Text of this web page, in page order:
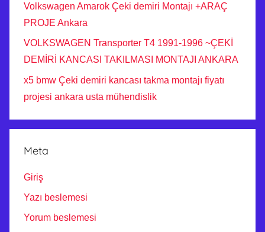
Volkswagen Amarok Çeki demiri Montajı +ARAÇ
PROJE Ankara
VOLKSWAGEN Transporter T4 1991-1996 ~ÇEKİ
DEMİRİ KANCASI TAKILMASI MONTAJI ANKARA
x5 bmw Çeki demiri kancası takma montajı fiyatı
projesi ankara usta mühendislik
Meta
Giriş
Yazı beslemesi
Yorum beslemesi